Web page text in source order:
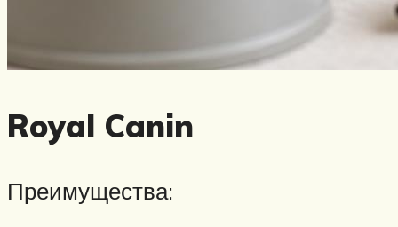
Royal Canin
Преимущества: